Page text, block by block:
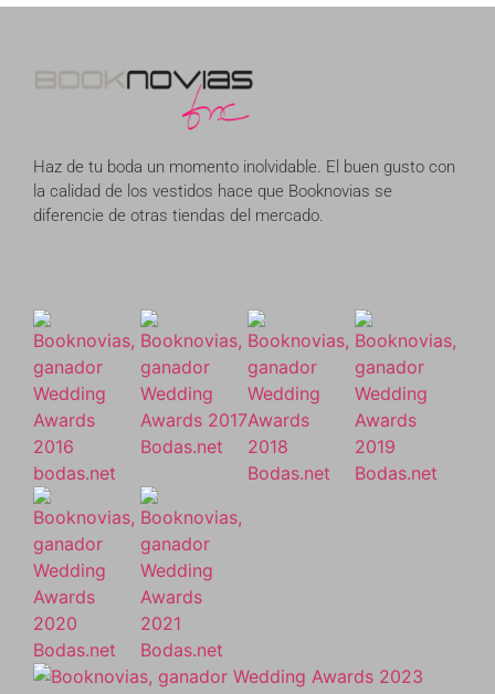
Haz de tu boda un momento inolvidable. El buen gusto con
la calidad de los vestidos hace que Booknovias se
diferencie de otras tiendas del mercado.